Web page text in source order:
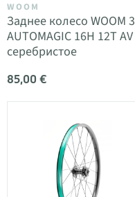
WOOM
Заднее колесо WOOM 3
AUTOMAGIC 16H 12T AV
серебристое
85,00 €